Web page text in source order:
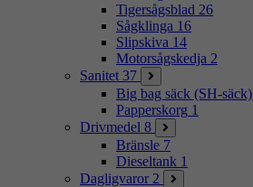
Tigersågsblad 26
Sågklinga 16
Slipskiva 14
Motorsågskedja 2
Sanitet 37
Big bag säck (SH-säck)
Papperskorg 1
Drivmedel 8
Bränsle 7
Dieseltank 1
Dagligvaror 2